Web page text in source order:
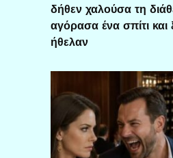
δήθεν χαλούσα τη
αγόρασα ένα σπίτι και
ήθελαν